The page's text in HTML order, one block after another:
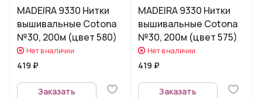
MADEIRA 9330 Нитки
вышивальные Cotona
№30, 200м (цвет 580)
Нет в наличии
419 ₽
Заказать
MADEIRA 9330 Нитки
вышивальные Cotona
№30, 200м (цвет 575)
Нет в наличии
419 ₽
Заказать